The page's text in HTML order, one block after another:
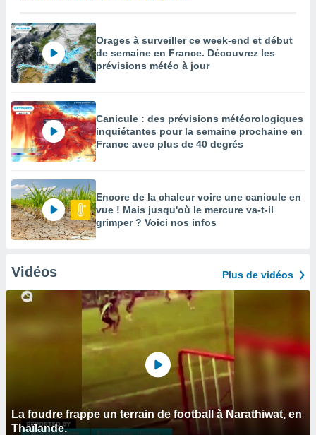
Orages à surveiller ce week-end et début
de semaine en France. Découvrez les
prévisions météo à jour
Canicule : des prévisions météorologiques
inquiétantes pour la semaine prochaine en
France avec plus de 40 degrés
Encore de la chaleur voire une canicule en
vue ! Mais jusqu'où le mercure va-t-il
grimper ? Voici nos infos
Vidéos Plus de vidéos
La foudre frappe un terrain de football à Narathiwat, en
Thaïlande.